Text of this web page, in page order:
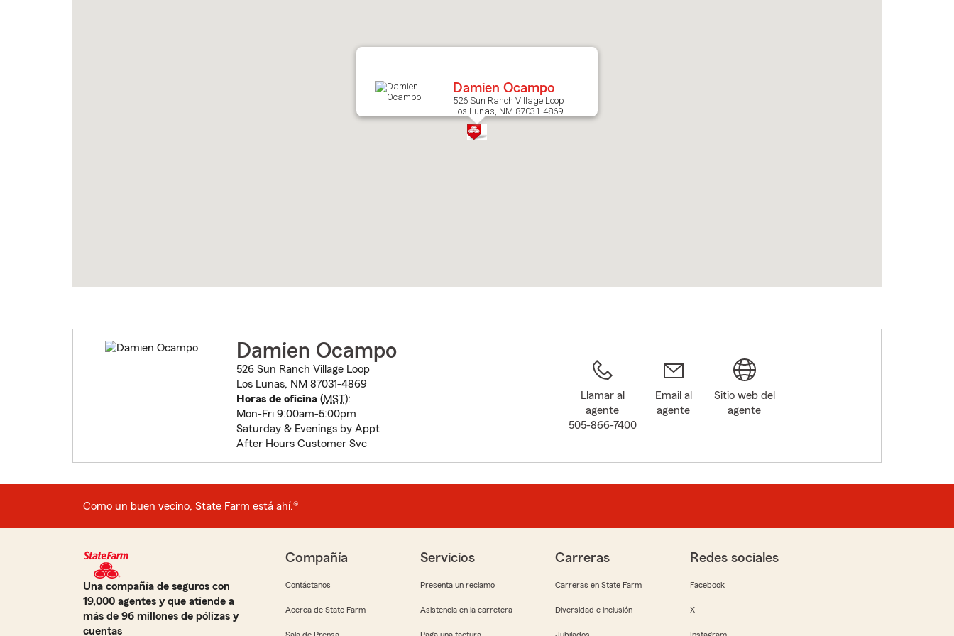
Damien Ocampo
526 Sun Ranch Village Loop
Los Lunas, NM 87031-4869
Damien Ocampo
526 Sun Ranch Village Loop
Los Lunas, NM 87031-4869
Horas de oficina(MST):
Mon-Fri 9:00am-5:00pm
Saturday & Evenings by Appt
After Hours Customer Svc
Llamar al
agente
505-866-7400
Email al
agente
Sitio web del
agente
Como un buen vecino, State Farm está ahí.®
Una compañía de seguros con
19,000 agentes y que atiende a
más de 96 millones de pólizas y
cuentas
Compañía
Contáctanos
Acerca de State Farm
Servicios
Presenta un reclamo
Asistencia en la carretera
Carreras
Carreras en State Farm
Diversidad e inclusión
Redes sociales
Facebook
X